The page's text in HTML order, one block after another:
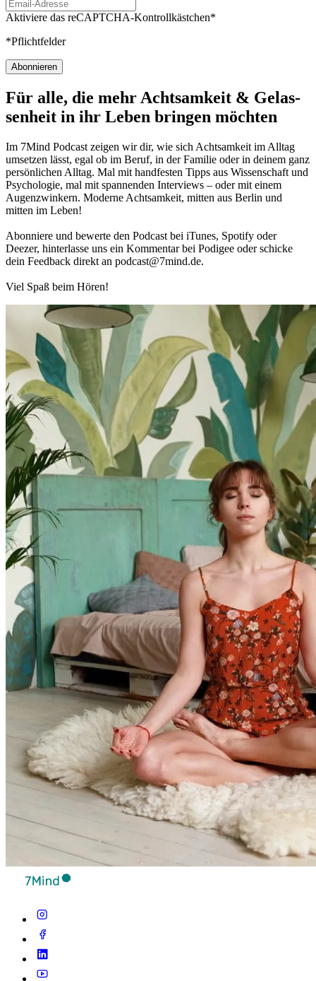
Aktiviere das reCAPTCHA-Kontrollkästchen*
*Pflichtfelder
Abonnieren
Für alle, die mehr Acht­sam­keit & Gelas­
sen­heit in ihr Leben brin­gen möch­ten
Im 7Mind Pod­cast zeigen wir dir, wie sich Acht­sam­keit im Alltag
umset­zen lässt, egal ob im Beruf, in der Fami­lie oder in deinem ganz
per­sön­li­chen Alltag. Mal mit hand­fes­ten Tipps aus Wis­sen­schaft und
Psy­cho­lo­gie, mal mit spannenden Interviews – oder mit einem
Augen­zwin­kern. Moderne Acht­sam­keit, mitten aus Berlin und
mitten im Leben!
Abon­niere und bewerte den Pod­cast bei iTunes, Spo­tify oder
Deezer, hin­ter­lasse uns ein Kom­men­tar bei Podigee oder schi­cke
dein Feed­back direkt an podcast@​7​mind.​de.
Viel Spaß beim Hören!